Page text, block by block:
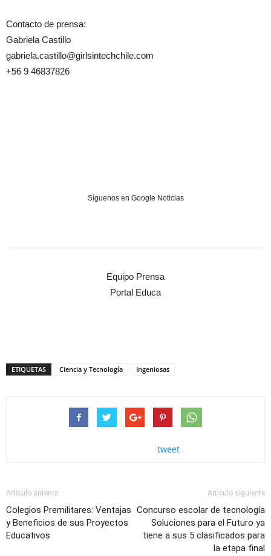
Contacto de prensa:
Gabriela Castillo
gabriela.castillo@girlsintechchile.com
+56 9 46837826
Síguenos en Google Noticias
Equipo Prensa
Portal Educa
ETIQUETAS Ciencia y Tecnología Ingeniosas
tweet
Artículo anterior
Colegios Premilitares: Ventajas
y Beneficios de sus Proyectos
Educativos
Artículo siguiente
Concurso escolar de tecnología
Soluciones para el Futuro ya
tiene a sus 5 clasificados para
la etapa final